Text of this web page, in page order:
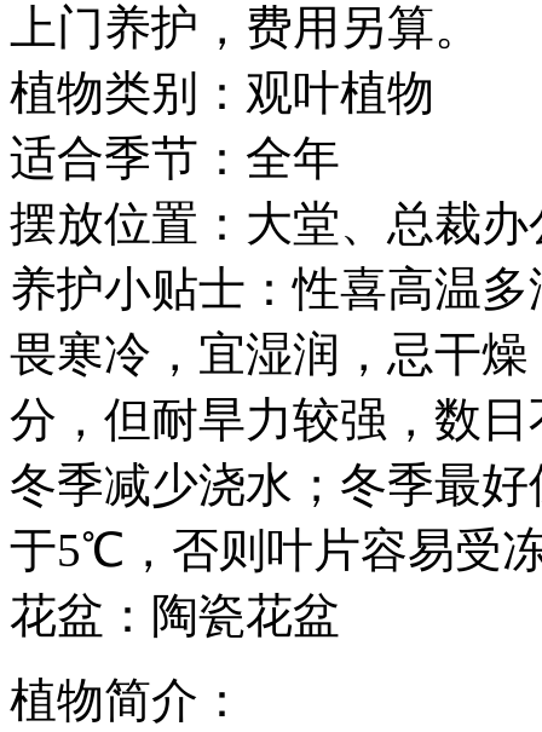
上门养护，费用另算。
植物类别：观叶植物
适合季节：全年
摆放位置：大堂、总裁
养护小贴士：性喜高温
畏寒冷，宜湿润，忌干
分，但耐旱力较强，数
冬季减少浇水；冬季最
于5℃，否则叶片容易受
花盆：陶瓷花盆
植物简介：